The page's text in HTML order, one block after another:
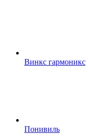
Винкс гармоникс
Понивиль